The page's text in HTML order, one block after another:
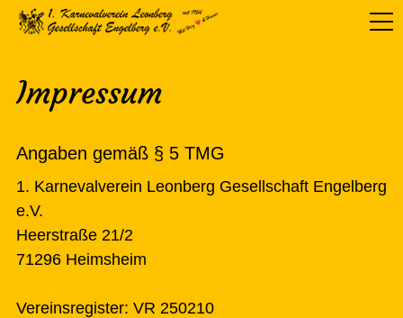
Impressum
Angaben gemäß § 5 TMG
1. Karnevalverein Leonberg Gesellschaft Engelberg
e.V.
Heerstraße 21/2
71296 Heimsheim
Vereinsregister: VR 250210